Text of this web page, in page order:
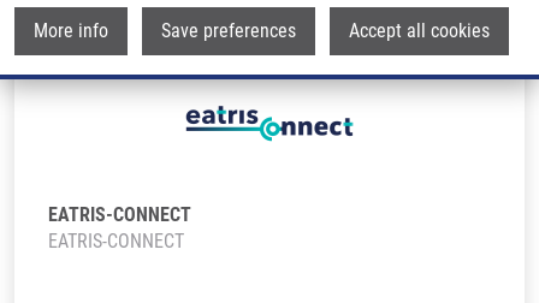
More info Save preferences Accept all cookies
EATRIS-CONNECT
EATRIS-CONNECT